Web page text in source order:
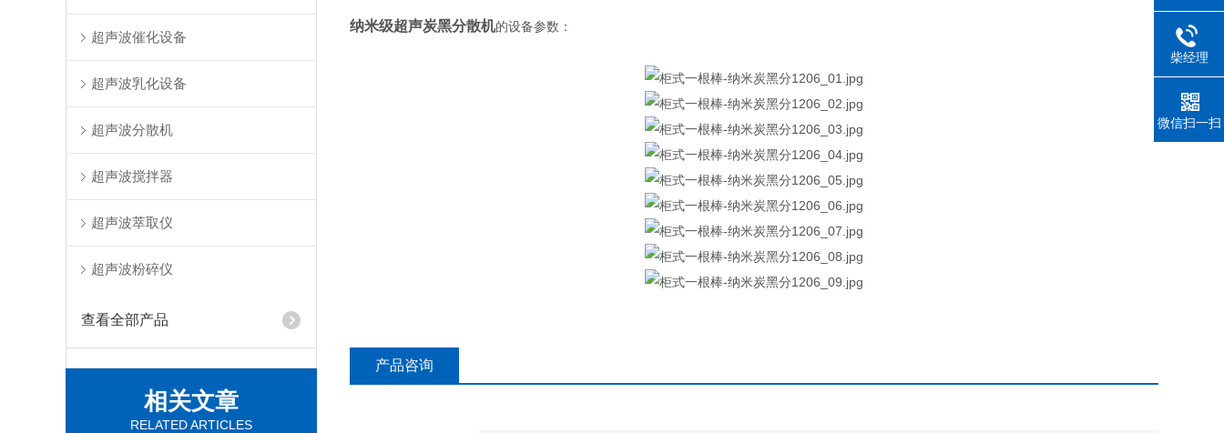
超声波催化设备
超声波乳化设备
超声波分散机
超声波搅拌器
超声波萃取仪
超声波粉碎仪
查看全部产品
相关文章
RELATED ARTICLES
纳米级超声炭黑分散机的设备参数：
产品咨询
柴经理
微信扫一扫